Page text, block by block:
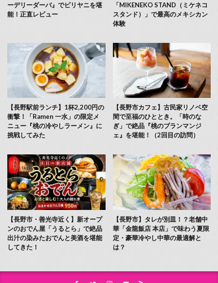
ーデリーダーバ』でビリヤニを堪
能！正直レビュー
「MIKENEKO STAND（ミケネコ
スタンド）」で最高のメキシカン
体験
【長野駅前ランチ】1杯2,200円の
衝撃！「Ramen 一水」の限定メ
ニュー『桃の冷やしラーメン』に
挑戦してみた
【長野市カフェ】古民家リノベ空
間で至福のひととき。「時のな
ぎ」で絶品『桃のブランマンジ
ェ』を堪能！（2回目の訪問）
【長野市・善光寺近く】新オープ
ンのおでん屋「うるとら」で絶品
出汁の染みたおでんと美酒を堪能
してきた！
【長野市】タレが別皿！？老舗中
華「金龍飯店 本店」で味わう夏限
定・豪華冷やし中華の最適解と
は？